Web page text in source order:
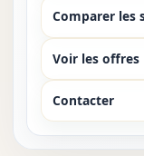
Comparer les
Voir les offres
Contacter